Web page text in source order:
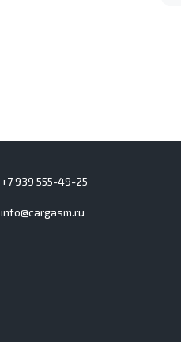
+7 939 555-49-25
info@cargasm.ru